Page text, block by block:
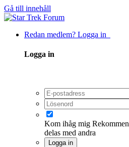
Gå till innehåll
Redan medlem? Logga in
Logga in
Kom ihåg mig
delas med andra
Logga in